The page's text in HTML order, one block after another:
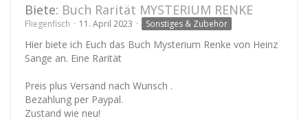
Biete: Buch Rarität MYSTERIUM RENKE
Fliegenfisch 11. April 2023 Sonstiges & Zubehör
Hier biete ich Euch das Buch Mysterium Renke von Heinz
Sange an. Eine Rarität
Preis plus Versand nach Wunsch .
Bezahlung per Paypal.
Zustand wie neu!